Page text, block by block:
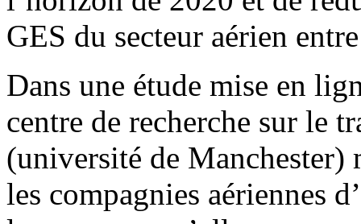
GES du secteur aérien
Dans une étude mise en
centre de recherche sur le
(université de
les compagnies aériennes